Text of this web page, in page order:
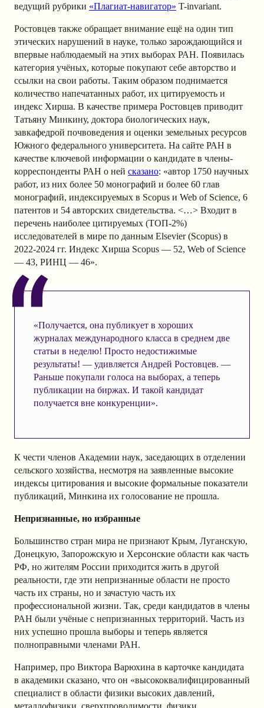
ведущий рубрики «Плагиат-навигатор» T-invariant.
Ростовцев также обращает внимание ещё на один тип
этических нарушений в науке, только зарождающийся и
впервые наблюдаемый на этих выборах РАН. Появилась
категория учёных, которые покупают себе авторство и
ссылки на свои работы. Таким образом поднимается
количество напечатанных работ, их цитируемость и
индекс Хирша. В качестве примера Ростовцев приводит
Татьяну Минкину, доктора биологических наук,
завкафедрой почвоведения и оценки земельных ресурсов
Южного федерального университета. На сайте РАН в
качестве ключевой информации о кандидате в члены-
корреспонденты РАН о ней сказано: «автор 1750 научных
работ, из них более 50 монографий и более 60 глав
монографий, индексируемых в Scopus и Web of Science, 6
патентов и 54 авторских свидетельства. <…> Входит в
перечень наиболее цитируемых (ТОП-2%)
исследователей в мире по данным Elsevier (Scopus) в
2022-2024 гг. Индекс Хирша Scopus — 52, Web of Science
— 43, РИНЦ — 46».
«Получается, она публикует в хороших
журналах международного класса в среднем две
статьи в неделю! Просто недостижимые
результаты! — удивляется Андрей Ростовцев. —
Раньше покупали голоса на выборах, а теперь
публикации на биржах. И такой кандидат
получается вне конкуренции».
К чести членов Академии наук, заседающих в отделении
сельского хозяйства, несмотря на заявленные высокие
индексы цитирования и высокие формальные показатели
публикаций, Минкина их голосование не прошла.
Непризнанные, но избранные
Большинство стран мира не признают Крым, Луганскую,
Донецкую, Запорожскую и Херсонские области как часть
РФ, но жителям России приходится жить в другой
реальности, где эти непризнанные области не просто
часть их страны, но и зачастую часть их
профессиональной жизни. Так, среди кандидатов в члены
РАН были учёные с непризнанных территорий. Часть из
них успешно прошла выборы и теперь является
полноправными членами РАН.
Например, про Виктора Варюхина в карточке кандидата
в академики сказано, что он «высококвалифицированный
специалист в области физики высоких давлений,
металлофизики, сверхпроводимости, физики